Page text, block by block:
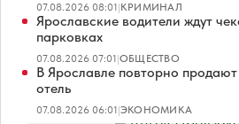
07.08.2026 08:01|КРИМИНАЛ
Ярославские водители ждут
парковках
07.08.2026 07:01|ОБЩЕСТВО
В Ярославле повторно
отель
07.08.2026 06:01|ЭКОНОМИКА